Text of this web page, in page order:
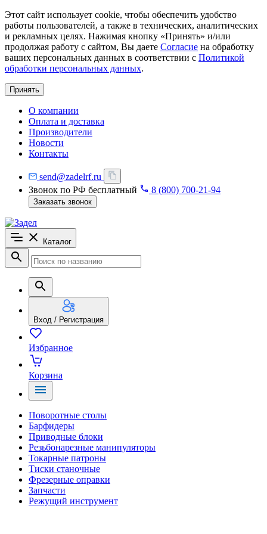
Этот сайт использует cookie, чтобы обеспечить удобство
работы пользователей, а также в технических, аналитических
и рекламных целях. Нажимая кнопку «Принять» и/или
продолжая работу с сайтом, Вы даете Согласие на обработку
ваших персональных данных в соответствии с Политикой
обработки персональных данных.
Принять
О компании
Оплата и доставка
Производители
Новости
Контакты
send@zadelrf.ru
Звонок по РФ бесплатный
8 (800) 700-21-94
Заказать звонок
Каталог
Вход / Регистрация
Избранное
Корзина
Поворотные столы
Барфидеры
Приводные блоки
Резьбонарезные манипуляторы
Токарные патроны
Тиски станочные
Фрезерные оправки
Запчасти
Режущий инструмент